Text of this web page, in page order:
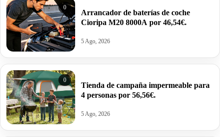
0
Arrancador de baterías de coche
Cioripa M20 8000A por 46,54€.
5 Ago, 2026
0
Tienda de campaña impermeable para
4 personas por 56,56€.
5 Ago, 2026